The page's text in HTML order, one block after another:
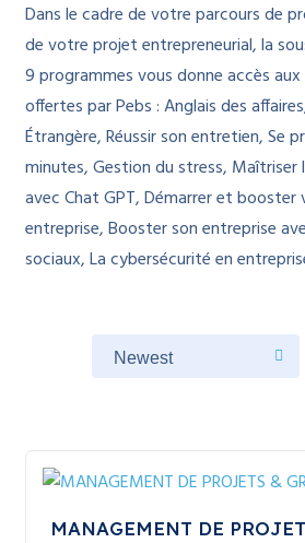
Dans le cadre de votre parcours de
de votre projet entrepreneurial, la
9 programmes vous donne accès
offertes par Pebs : Anglais des
Étrangère, Réussir son entretien, Se
minutes, Gestion du stress, Maîtriser
avec Chat GPT, Démarrer et
entreprise, Booster son entreprise
sociaux, La cybersécurité en
MANAGEMENT DE